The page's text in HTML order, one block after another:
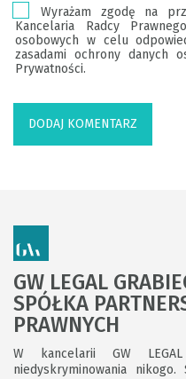
Wyrażam zgodę na
Kancelaria Radcy
osobowych w celu
zasadami ochrony danych
Prywatności.
GW LEGAL
SPÓŁKA
PRAWNYCH
W kancelarii GW
niedyskryminowania